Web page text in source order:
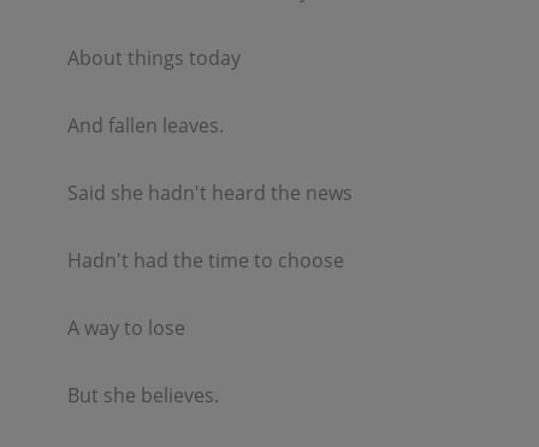
About things today
And fallen leaves.
Said she hadn't heard the news
Hadn't had the time to choose
A way to lose
But she believes.